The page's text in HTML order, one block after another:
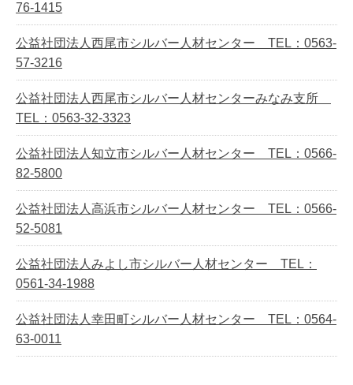
76-1415
公益社団法人西尾市シルバー人材センター TEL：0563-
57-3216
公益社団法人西尾市シルバー人材センターみなみ支所
TEL：0563-32-3323
公益社団法人知立市シルバー人材センター TEL：0566-
82-5800
公益社団法人高浜市シルバー人材センター TEL：0566-
52-5081
公益社団法人みよし市シルバー人材センター TEL：
0561-34-1988
公益社団法人幸田町シルバー人材センター TEL：0564-
63-0011